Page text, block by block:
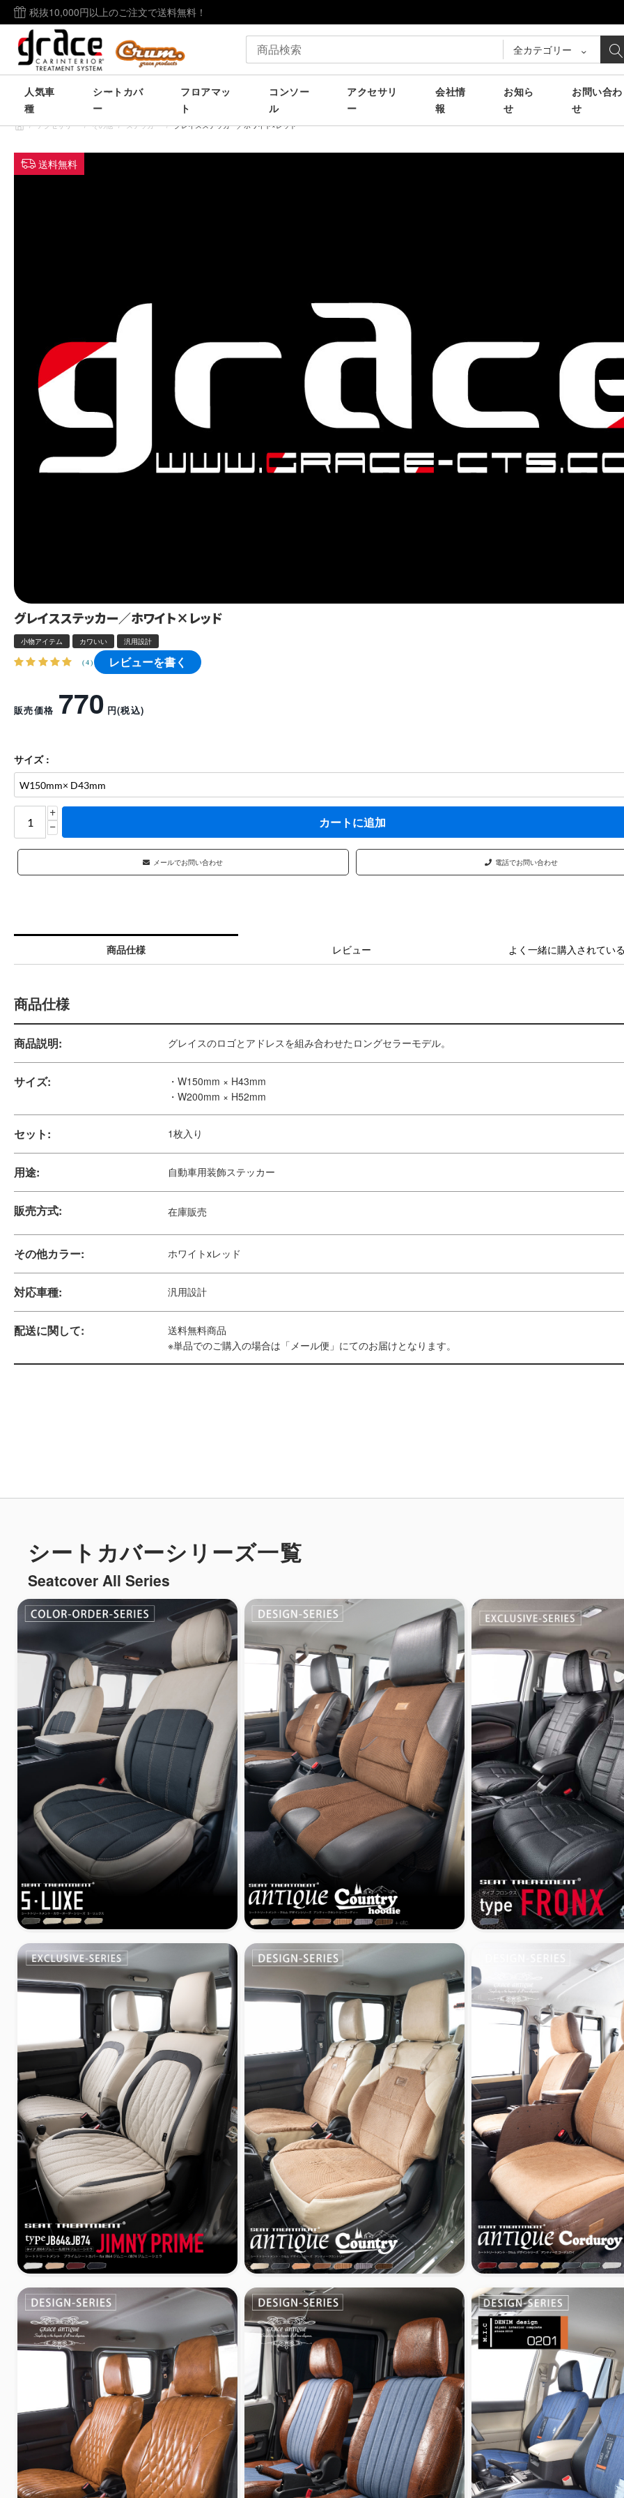
税抜10,000円以上のご注文で送料無料！
全カテゴリー
人気車
種
シートカバ
ー
フロアマッ
ト
コンソー
ル
アクセサリ
ー
会社情
報
お知ら
せ
お問い合わ
せ
/ アクセサリー / その他 / ステッカー / グレイスステッカー／ホワイト×レッド
送料無料
グレイスステッカー／ホワイト×レッド
小物アイテム カワいい 汎用設計
(4) レビューを書く
販売価格 770 円(税込)
サイズ :
+
−
カートに追加
メールでお問い合わせ 電話でお問い合わせ
商品仕様 レビュー よく一緒に購入されてい
商品仕様
商品説明: グレイスのロゴとアドレスを組み合わせたロングセラーモデル。
サイズ:
・W150mm × H43mm
・W200mm × H52mm
セット: 1枚入り
用途: 自動車用装飾ステッカー
販売方式: 在庫販売
その他カラー: ホワイトxレッド
対応車種: 汎用設計
配送に関して:
送料無料商品
※単品でのご購入の場合は「メール便」にてのお届けとなります。
シートカバーシリーズ一覧
Seatcover All Series